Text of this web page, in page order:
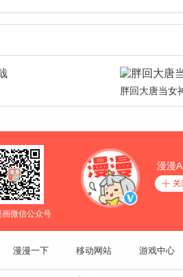
胖回大唐当女
画微信公众号
漫漫
漫漫一下 移动网站 游戏中心